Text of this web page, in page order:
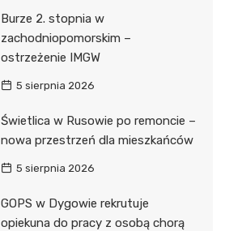
Burze 2. stopnia w
zachodniopomorskim –
ostrzeżenie IMGW
5 sierpnia 2026
Świetlica w Rusowie po remoncie –
nowa przestrzeń dla mieszkańców
5 sierpnia 2026
GOPS w Dygowie rekrutuje
opiekuna do pracy z osobą chorą